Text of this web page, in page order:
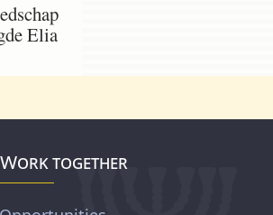
Elia
Work together